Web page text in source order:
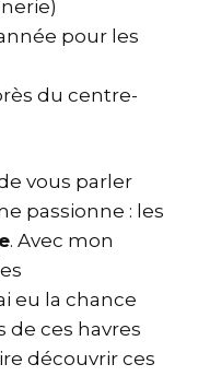
pour les
du centre-
vous parler
passionne : les
. Avec mon
eu la chance
de ces havres
découvrir ces